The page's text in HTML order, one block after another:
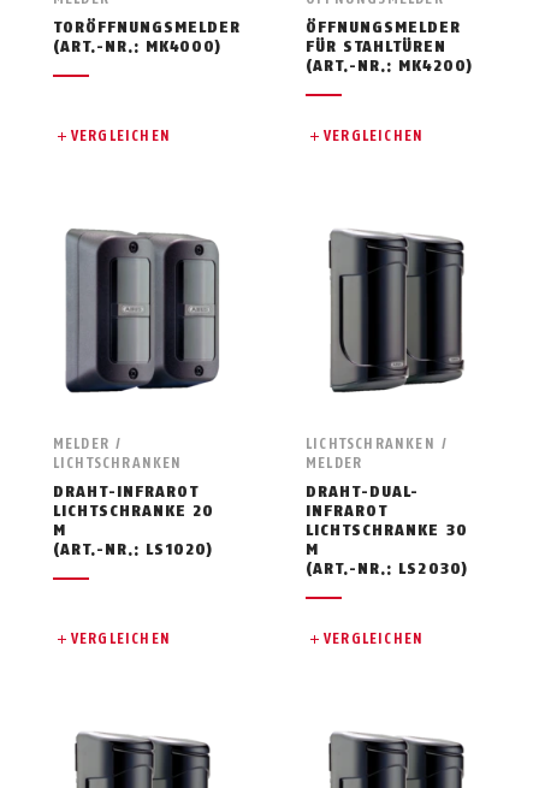
TORÖFFNUNGSMELDER
(ART.-NR.: MK4000)
VERGLEICHEN
ÖFFNUNGSMELDER
FÜR STAHLTÜREN
(ART.-NR.: MK4200)
VERGLEICHEN
MELDER /
LICHTSCHRANKEN
DRAHT-INFRAROT
LICHTSCHRANKE 20
M
(ART.-NR.: LS1020)
VERGLEICHEN
LICHTSCHRANKEN /
MELDER
DRAHT-DUAL-
INFRAROT
LICHTSCHRANKE 30
M
(ART.-NR.: LS2030)
VERGLEICHEN